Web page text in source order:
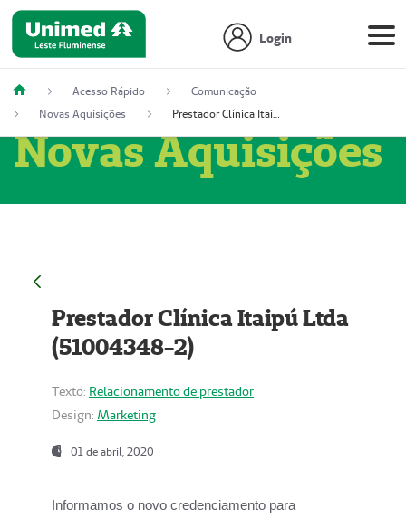
Login
Acesso Rápido
Comunicação
Novas Aquisições
Prestador Clínica Itaipú Ltda (51004348-2)
Novas Aquisições
Prestador Clínica Itaipú Ltda
(51004348-2)
Texto: Relacionamento de prestador
Design: Marketing
01 de abril, 2020
Informamos o novo credenciamento para